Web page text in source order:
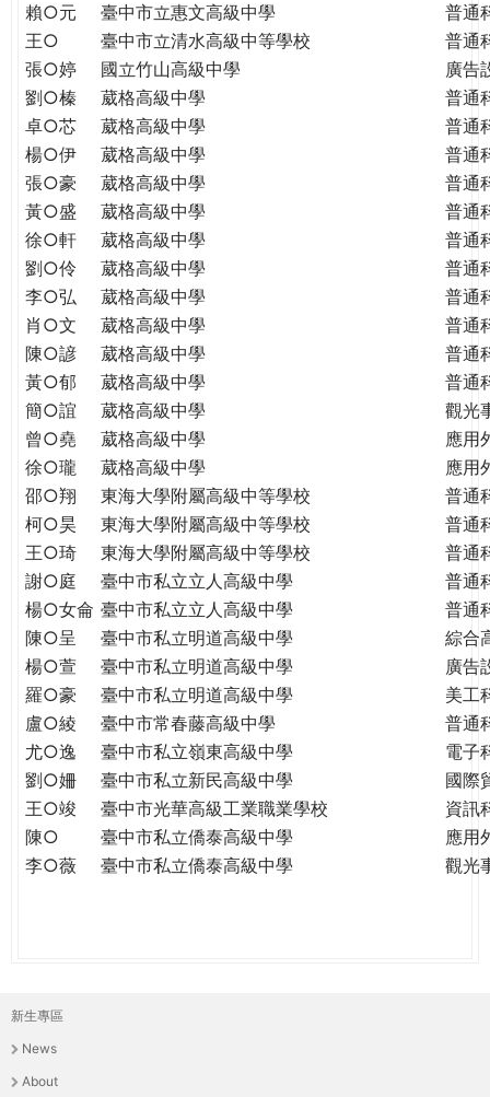
民。
WAGOR
TODAY
THE
WORLD
TOMORROW
PUTTING
YOU
ON
THE
PATH
GLOBAL
CITIZENSHIP
賴○元
臺中市立惠文高級中學
普通
王○
臺中市立清水高級中等學校
普通
張○婷
國立竹山高級中學
廣告
劉○榛
葳格高級中學
普通
卓○芯
葳格高級中學
普通
楊○伊
葳格高級中學
普通
張○豪
葳格高級中學
普通
黃○盛
葳格高級中學
普通
徐○軒
葳格高級中學
普通
劉○伶
葳格高級中學
普通
李○弘
葳格高級中學
普通
肖○文
葳格高級中學
普通
陳○諺
葳格高級中學
普通
黃○郁
葳格高級中學
普通
簡○誼
葳格高級中學
觀光
曾○堯
葳格高級中學
應用
徐○瓏
葳格高級中學
應用
邵○翔
東海大學附屬高級中等學校
普通
柯○昊
東海大學附屬高級中等學校
普通
王○琦
東海大學附屬高級中等學校
普通
謝○庭
臺中市私立立人高級中學
普通
楊○女侖 臺中市私立立人高級中學
普通
陳○呈
臺中市私立明道高級中學
綜合
楊○萱
臺中市私立明道高級中學
廣告
羅○豪
臺中市私立明道高級中學
美工
盧○綾
臺中市常春藤高級中學
普通
尤○逸
臺中市私立嶺東高級中學
電子
劉○姍
臺中市私立新民高級中學
國際
王○竣
臺中市光華高級工業職業學校
資訊
陳○
臺中市私立僑泰高級中學
應用
李○薇
臺中市私立僑泰高級中學 觀光
主
選
新生專區
News
About